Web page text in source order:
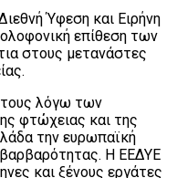
Ύφεση και Ειρήνη
επίθεση των
στους μετανάστες
λόγω των
φτώχειας και της
την ευρωπαϊκή
Η ΕΕΔΥΕ
και ξένους εργάτες